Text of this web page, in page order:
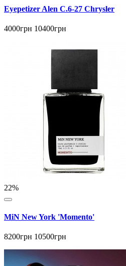
Eyepetizer Alen C.6-27 Chrysler
4000грн 10400грн
22%
MiN New York 'Momento'
8200грн 10500грн